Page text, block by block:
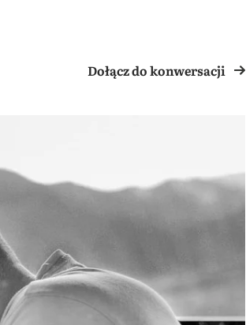
Dołącz do konwersacji